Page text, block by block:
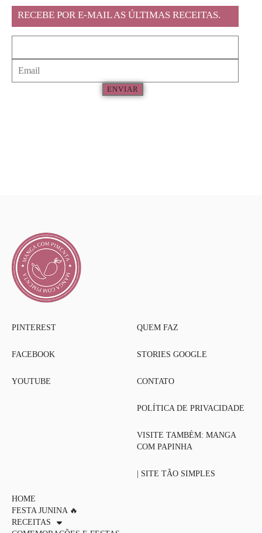
RECEBE POR E-MAIL AS ÚLTIMAS RECEITAS.
ENVIAR
PINTEREST
FACEBOOK
YOUTUBE
QUEM FAZ
STORIES GOOGLE
CONTATO
POLÍTICA DE PRIVACIDADE
VISITE TAMBÉM: MANGA
COM PAPINHA
| SITE TÃO SIMPLES
HOME
FESTA JUNINA 🔥
RECEITAS